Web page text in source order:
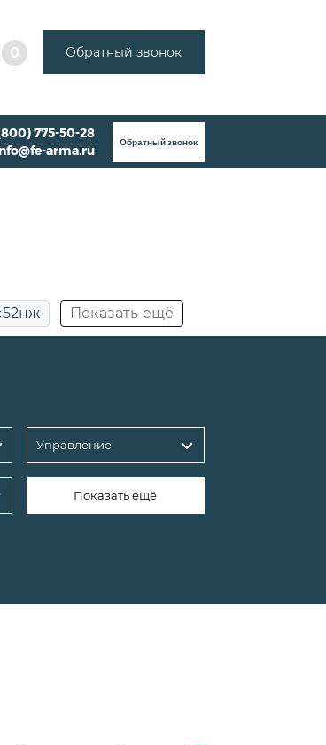
0 Обратный звонок
775-50-28
arma.ru
Обратный звонок
Показать ещё
Управление
Показать ещё